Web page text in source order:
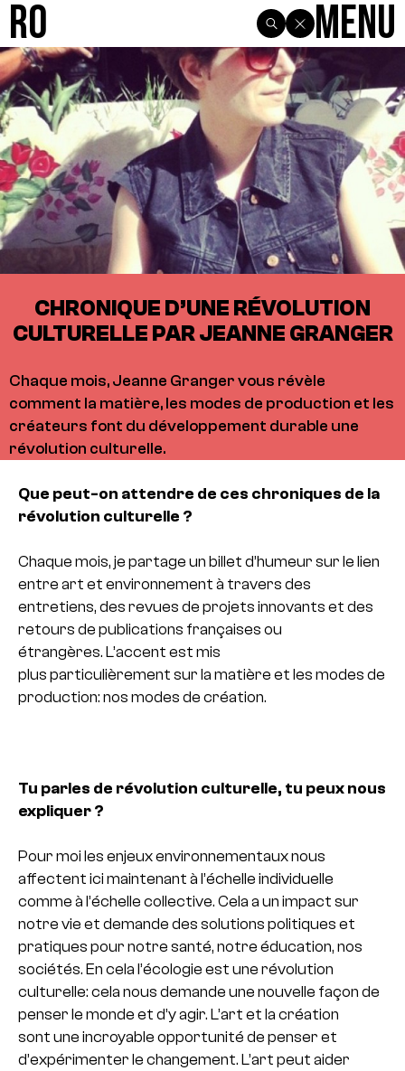
R0 Menu
CHRONIQUE D’UNE RÉVOLUTION
CULTURELLE PAR JEANNE GRANGER
Chaque mois, Jeanne Granger vous révèle
comment la matière, les modes de production et les
créateurs font du développement durable une
révolution culturelle.
Que peut-on attendre de ces chroniques de la
révolution culturelle ?
Chaque mois, je partage un billet d’humeur sur le lien
entre art et environnement à travers des
entretiens, des revues de projets innovants et des
retours de publications françaises ou
étrangères. L’accent est mis
plus particulièrement sur la matière et les modes de
production: nos modes de création.
Tu parles de révolution culturelle, tu peux nous
expliquer ?
Pour moi les enjeux environnementaux nous
affectent ici maintenant à l’échelle individuelle
comme à l’échelle collective. Cela a un impact sur
notre vie et demande des solutions politiques et
pratiques pour notre santé, notre éducation, nos
sociétés. En cela l’écologie est une révolution
culturelle: cela nous demande une nouvelle façon de
penser le monde et d’y agir. L’art et la création
sont une incroyable opportunité de penser et
d’expérimenter le changement. L’art peut aider